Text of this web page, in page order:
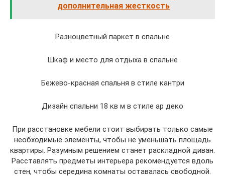
дополнительная жесткость
Разноцветный паркет в спальне
Шкаф и место для отдыха в спальне
Бежево-красная спальня в стиле кантри
Дизайн спальни 18 кв м в стиле ар деко
При расстановке мебели стоит выбирать только самые
необходимые элементы, чтобы не уменьшать площадь
квартиры. Разумным решением станет раскладной диван.
Расставлять предметы интерьера рекомендуется вдоль
стен, чтобы середина комнаты оставалась свободной.